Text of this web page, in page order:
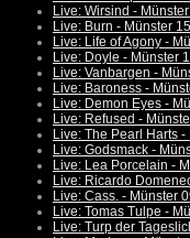
Live: Wirsind -
Live: Burn - Münster
Live: Life of Agony -
Live: Doyle - Münster
Live: Vanbargen -
Live: Baroness -
Live: Demon Eyes -
Live: Refused -
Live: The Pearl Harts
Live: Godsmack -
Live: Lea Porcelain -
Live: Ricardo
Live: Cass. - Münster
Live: Tomas Tulpe -
Live: Turp der